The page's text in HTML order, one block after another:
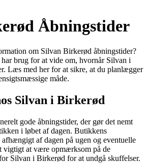
Åbningstider
om Silvan Birkerød åbningstider?
brug for at vide om, hvornår Silvan i
Læs med her for at sikre, at du planlægger
måde.
Silvan i Birkerød
gode åbningstider, der gør det nemt
i løbet af dagen. Butikkens
af dagen på ugen og eventuelle
vigtigt at være opmærksom på de
Silvan i Birkerød for at undgå skuffelser.